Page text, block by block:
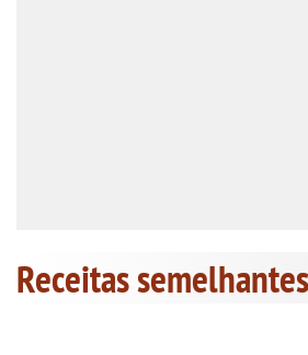
Receitas semelhantes